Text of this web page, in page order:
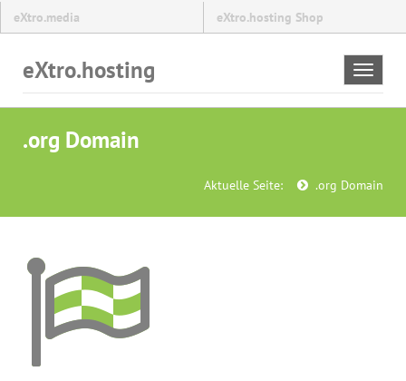
eXtro.media eXtro.hosting Shop
Toggle
eXtro.hosting
.org Domain
Aktuelle Seite: .org Domain